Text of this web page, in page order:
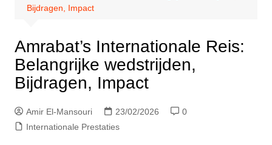
Bijdragen, Impact
Amrabat’s Internationale Reis:
Belangrijke wedstrijden,
Bijdragen, Impact
Amir El-Mansouri 23/02/2026
0
Internationale Prestaties